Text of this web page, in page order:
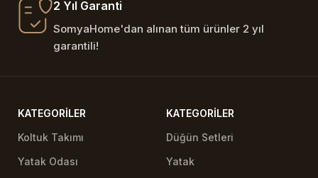
2 Yıl Garanti
SomyaHome'dan alınan tüm ürünler 2 yıl
garantili!
KATEGORILER
Koltuk Takımı
Yatak Odası
KATEGORILER
Düğün Setleri
Yatak